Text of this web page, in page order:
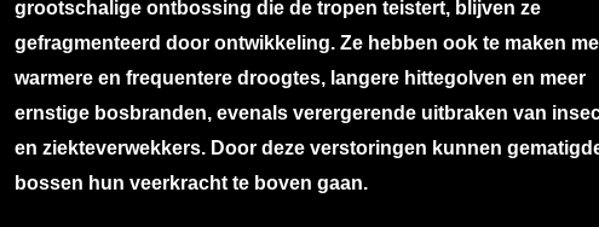
grootschalige ontbossing die de tropen teistert, blijven ze
gefragmenteerd door ontwikkeling. Ze hebben ook te maken
warmere en frequentere droogtes, langere hittegolven en meer
ernstige bosbranden, evenals verergerende uitbraken van
en ziekteverwekkers. Door deze verstoringen kunnen
bossen hun veerkracht te boven gaan.